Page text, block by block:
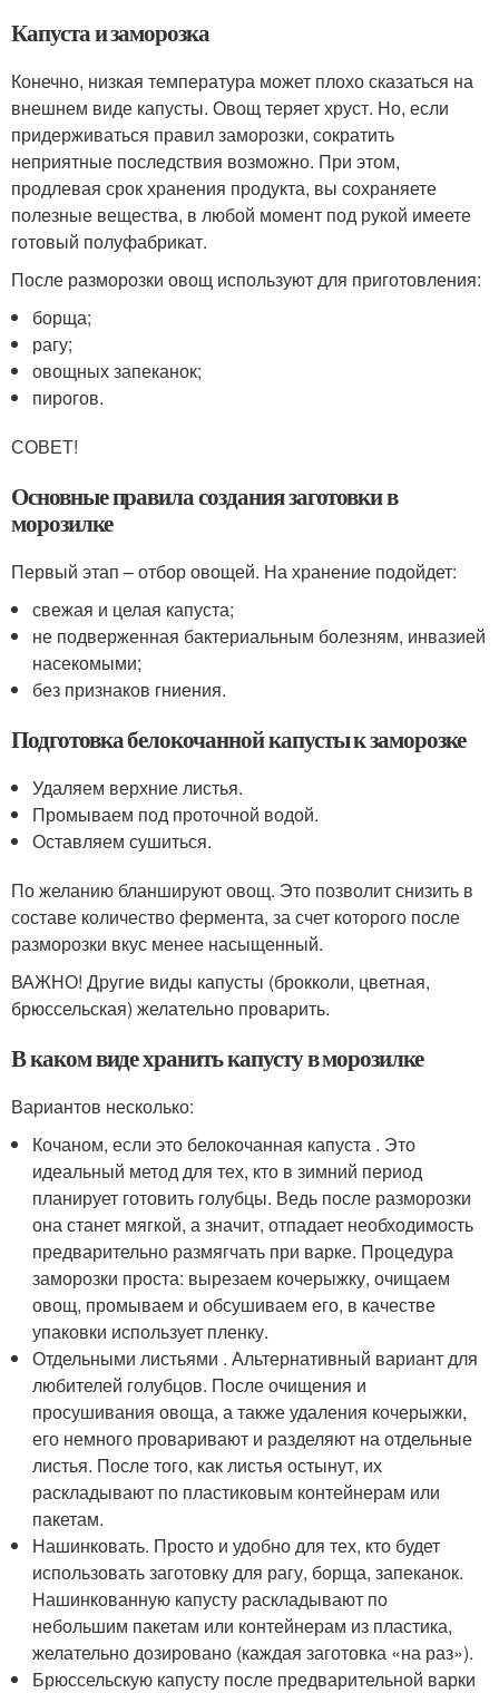
Капуста и заморозка
Конечно, низкая температура может плохо сказаться на
внешнем виде капусты. Овощ теряет хруст. Но, если
придерживаться правил заморозки, сократить
неприятные последствия возможно. При этом,
продлевая срок хранения продукта, вы сохраняете
полезные вещества, в любой момент под рукой имеете
готовый полуфабрикат.
После разморозки овощ используют для приготовления:
борща;
рагу;
овощных запеканок;
пирогов.
СОВЕТ!
Основные правила создания заготовки в
морозилке
Первый этап – отбор овощей. На хранение подойдет:
свежая и целая капуста;
не подверженная бактериальным болезням, инвазией
насекомыми;
без признаков гниения.
Подготовка белокочанной капусты к заморозке
Удаляем верхние листья.
Промываем под проточной водой.
Оставляем сушиться.
По желанию бланшируют овощ. Это позволит снизить в
составе количество фермента, за счет которого после
разморозки вкус менее насыщенный.
ВАЖНО! Другие виды капусты (брокколи, цветная,
брюссельская) желательно проварить.
В каком виде хранить капусту в морозилке
Вариантов несколько:
Кочаном, если это белокочанная капуста . Это
идеальный метод для тех, кто в зимний период
планирует готовить голубцы. Ведь после разморозки
она станет мягкой, а значит, отпадает необходимость
предварительно размягчать при варке. Процедура
заморозки проста: вырезаем кочерыжку, очищаем
овощ, промываем и обсушиваем его, в качестве
упаковки использует пленку.
Отдельными листьями . Альтернативный вариант для
любителей голубцов. После очищения и
просушивания овоща, а также удаления кочерыжки,
его немного проваривают и разделяют на отдельные
листья. После того, как листья остынут, их
раскладывают по пластиковым контейнерам или
пакетам.
Нашинковать. Просто и удобно для тех, кто будет
использовать заготовку для рагу, борща, запеканок.
Нашинкованную капусту раскладывают по
небольшим пакетам или контейнерам из пластика,
желательно дозировано (каждая заготовка «на раз»).
Брюссельскую капусту после предварительной варки